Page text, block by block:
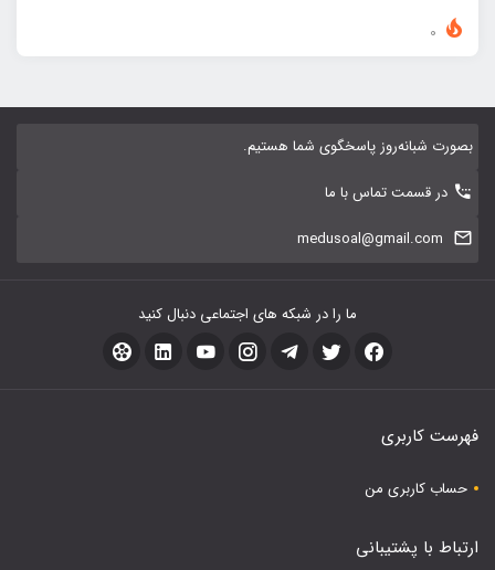
بصورت شبانه‌روز پاسخگوی شما هستیم.
در قسمت تماس با ما
medusoal@gmail.com
ما را در شبکه های اجتماعی دنبال کنید
فهرست کاربری
حساب کاربری من
ارتباط با پشتیبانی